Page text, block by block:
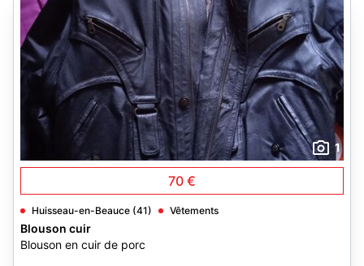
1
70 €
Huisseau-en-Beauce (41) Vêtements
Blouson cuir
Blouson en cuir de porc